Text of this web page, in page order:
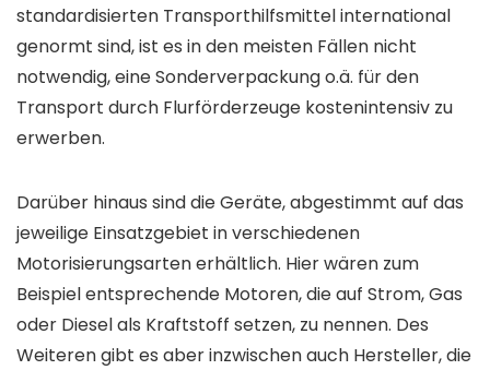
standardisierten Transporthilfsmittel international
genormt sind, ist es in den meisten Fällen nicht
notwendig, eine Sonderverpackung o.ä. für den
Transport durch Flurförderzeuge kostenintensiv zu
erwerben.
Darüber hinaus sind die Geräte, abgestimmt auf das
jeweilige Einsatzgebiet in verschiedenen
Motorisierungsarten erhältlich. Hier wären zum
Beispiel entsprechende Motoren, die auf Strom, Gas
oder Diesel als Kraftstoff setzen, zu nennen. Des
Weiteren gibt es aber inzwischen auch Hersteller, die